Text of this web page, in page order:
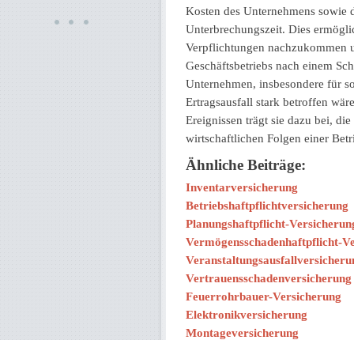
Kosten des Unternehmens sowie
Unterbrechungszeit. Dies
Verpflichtungen nachzukommen
Geschäftsbetriebs nach einem
Unternehmen, insbesondere für
Ertragsausfall stark betroffen
Ereignissen trägt sie dazu bei,
wirtschaftlichen Folgen einer
Ähnliche Beiträge:
Inventarversicherung
Betriebshaftpflichtversicherung
Planungshaftpflicht-
Vermögensschadenhaftpflicht-
Vertrauensschadenversicherung
Feuerrohrbauer-Versicherung
Elektronikversicherung
Montageversicherung